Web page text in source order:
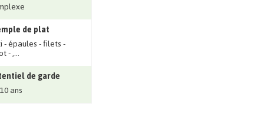
de plat
- épaules - filets -
- ‚...
de garde
ans